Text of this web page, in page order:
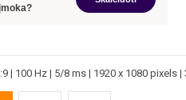
| 100 Hz | 5/8 ms | 1920 x 1080